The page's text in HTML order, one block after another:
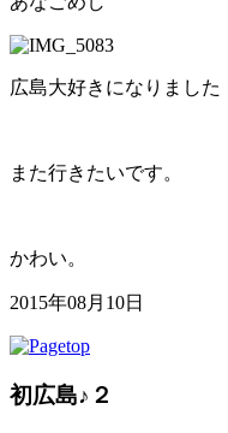
広島大好きになりました
また行きたいです。
かわい。
2015年08月10日
初広島♪２